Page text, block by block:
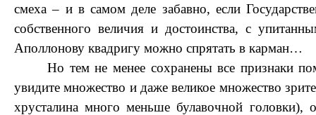
смеха – и в самом деле забавно, если
собственного величия и достоинства, с
Аполлонову квадригу можно спрятать в карман…
Но тем не менее сохранены все признаки
увидите множество и даже великое множество
хрусталина много меньше булавочной